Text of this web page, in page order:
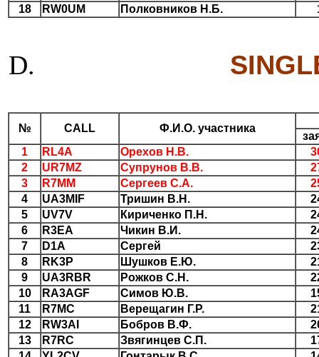
18
RW0UM Полковников Н.Б.
№ CALL Ф.И.О. участника
1
RL4A Орехов Н.В.
2
UR7MZ Супрунов В.В.
3
R7MM Сергеев С.А.
4
UA3MIF Тришин В.Н.
5
UV7V Кириченко П.Н.
6
R3EA Чикин В.И.
7
D1A Сергей
8
RK3P Шушков Е.Ю.
9
UA3RBR Рожков С.Н.
10
RA3AGF Симов Ю.В.
11
R7MC Верещагин Г.Р.
12
RW3AI Бобров В.Ф.
13
R7RC Звягинцев С.П.